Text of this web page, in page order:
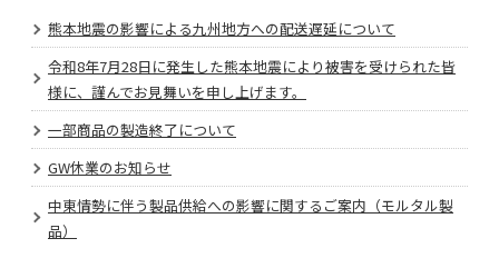
熊本地震の影響による九州地方への配送遅延について
令和8年7月28日に発生した熊本地震により被害を受けられた皆
様に、謹んでお見舞いを申し上げます。
一部商品の製造終了について
GW休業のお知らせ
中東情勢に伴う製品供給への影響に関するご案内（モルタル製
品）